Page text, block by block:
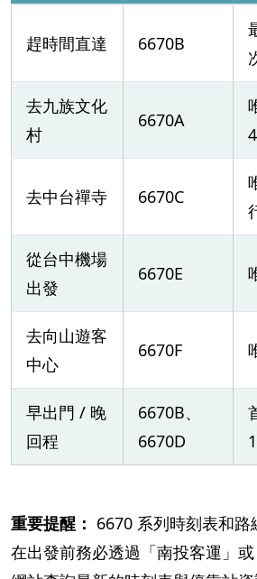
趕時間直達 6670B
去九族文化
村
6670A
去中台禪寺 6670C
從台中機場
出發
6670E
去向山遊客
中心
6670F
早出門 / 晚
回程
6670B、
6670D
重要提醒： 6670 系列時刻表和
在出發前務必透過「南投客運」